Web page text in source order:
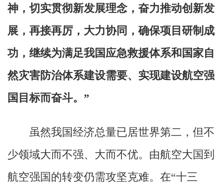
神，切实贯彻新发展理念，奋力推动创新发
展，再接再厉，大力协同，确保项目研制成
功，继续为满足我国应急救援体系和国家自
然灾害防治体系建设需要、实现建设航空强
国目标而奋斗。”
虽然我国经济总量已居世界第二，但不
少领域大而不强、大而不优。由航空大国到
航空强国的转变仍需攻坚克难。在“十三